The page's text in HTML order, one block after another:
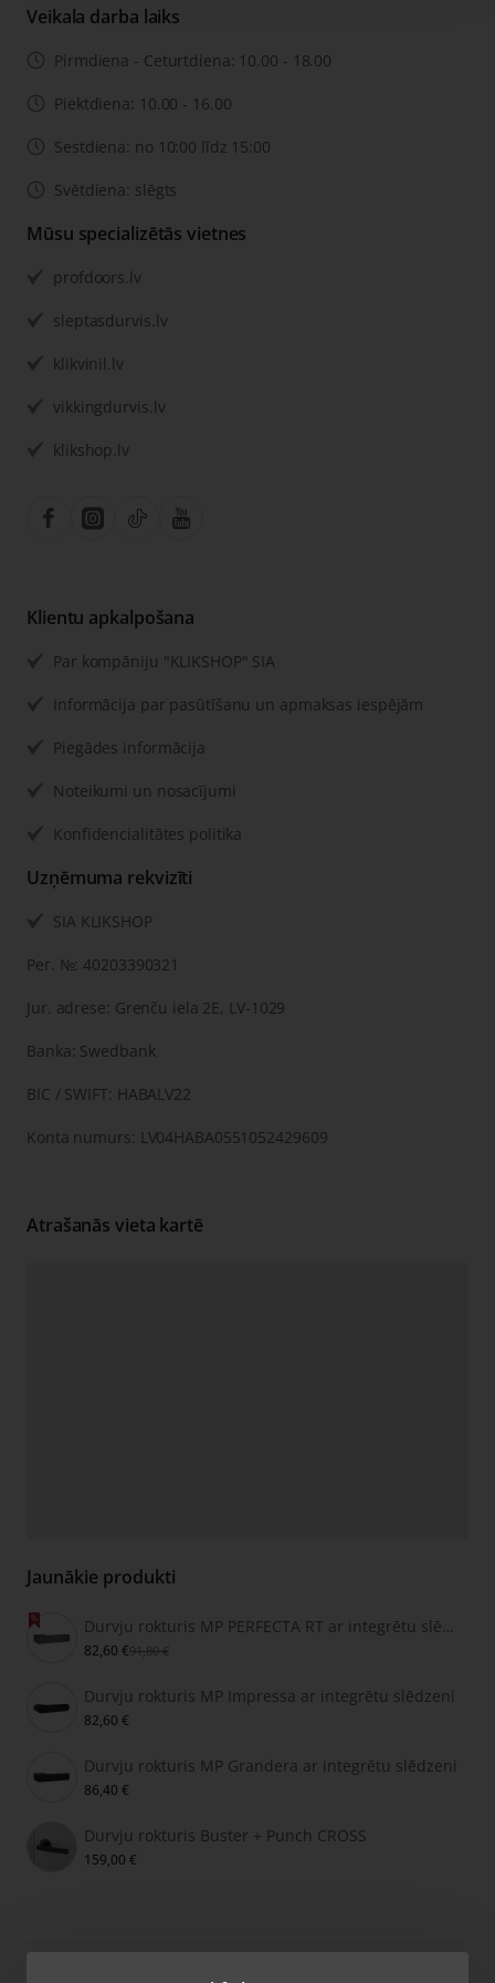
Veikala darba laiks
Pirmdiena - Ceturtdiena: 10.00 - 18.00
Piektdiena: 10.00 - 16.00
Sestdiena: no 10:00 līdz 15:00
Svētdiena: slēgts
Mūsu specializētās vietnes
profdoors.lv
sleptasdurvis.lv
klikvinil.lv
vikkingdurvis.lv
klikshop.lv
Klientu apkalpošana
Par kompāniju "KLIKSHOP" SIA
Informācija par pasūtīšanu un apmaksas iespējām
Piegādes informācija
Noteikumi un nosacījumi
Konfidencialitātes politika
Uzņēmuma rekvizīti
SIA KLIKSHOP
Рег. №: 40203390321
Jur. adrese: Grenču iela 2E, LV-1029
Banka: Swedbank
BIC / SWIFT: HABALV22
Konta numurs: LV04HABA0551052429609
Atrašanās vieta kartē
Jaunākie produkti
82,60 €91,80 €
Durvju rokturis MP Impressa ar integrētu slēdzeni
82,60 €
Durvju rokturis MP Grandera ar integrētu slēdzeni
86,40 €
Durvju rokturis Buster + Punch CROSS
159,00 €